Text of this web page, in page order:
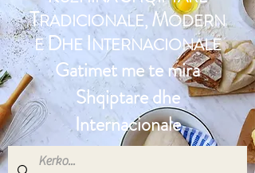
TRADICIONALE, MODERN
EDHE INTERNACIONALE
Gatimet me te mira
Shqiptare dhe
Internacionale